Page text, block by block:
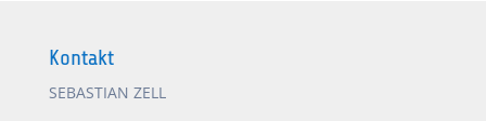
Kontakt
SEBASTIAN ZELL